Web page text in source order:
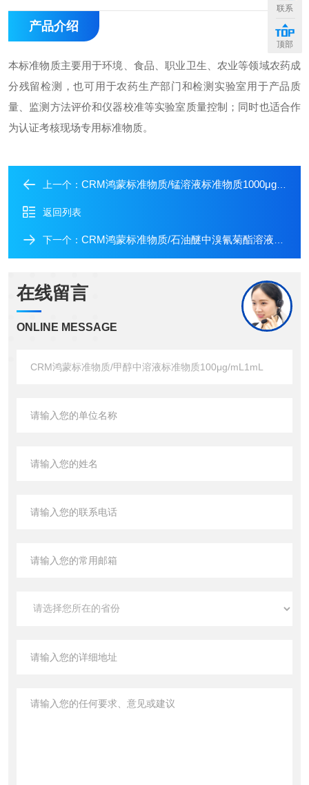
产品介绍
本标准物质主要用于环境、食品、职业卫生、农业等领域农药成
分残留检测，也可用于农药生产部门和检测实验室用于产品质
量、监测方法评价和仪器校准等实验室质量控制；同时也适合作
为认证考核现场专用标准物质。
上一个： CRM鸿蒙标准物质/锰溶液标准物质1000μg/mL50mL
返回列表
下一个： CRM鸿蒙标准物质/石油醚中溴氰菊酯溶液标准物质100μg/mL1mL
在线留言
ONLINE MESSAGE
联系
顶部